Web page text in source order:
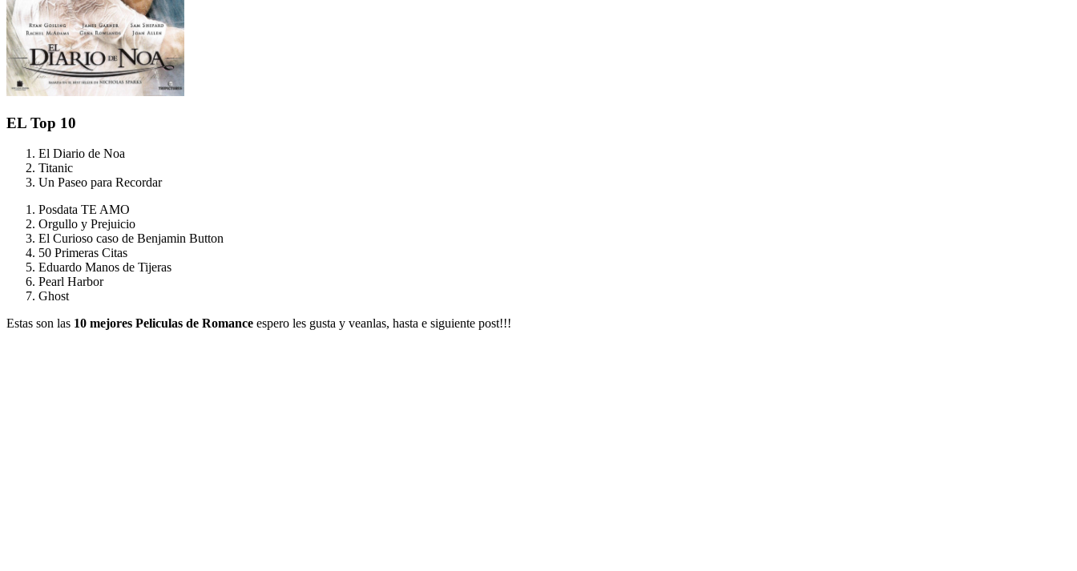
EL Top 10
El Diario de Noa
Titanic
Un Paseo para Recordar
Posdata TE AMO
Orgullo y Prejuicio
El Curioso caso de Benjamin Button
50 Primeras Citas
Eduardo Manos de Tijeras
Pearl Harbor
Ghost
Estas son las 10 mejores Peliculas de Romance espero les gusta y veanlas, hasta e siguiente post!!!